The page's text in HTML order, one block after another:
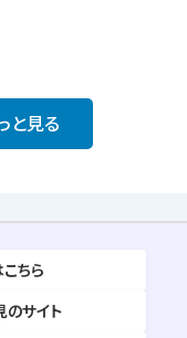
と見る
ちら
サイト